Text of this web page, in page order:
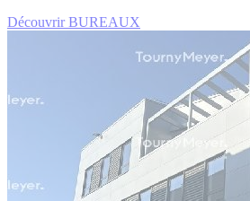
Découvrir BUREAUX